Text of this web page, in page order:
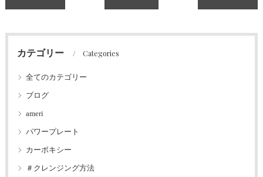
カテゴリー Categories
全てのカテゴリー
ブログ
ameri
パワープレート
カーボキシー
＃クレンジング方法